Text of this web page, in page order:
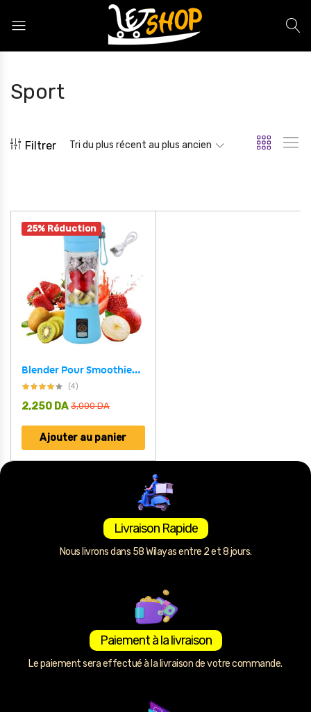
Sport
Filtrer Tri du plus récent au plus ancien
25% Réduction
Blender Pour Smoothies Portable Ultra Puissant – Rechargeable
(4)
3,000DA
2,250 DA
Ajouter au panier
Livraison Rapide
Nous livrons dans 58 Wilayas entre 2 et 8 jours.
Paiement à la livraison
Le paiement sera effectué à la livraison de votre commande.